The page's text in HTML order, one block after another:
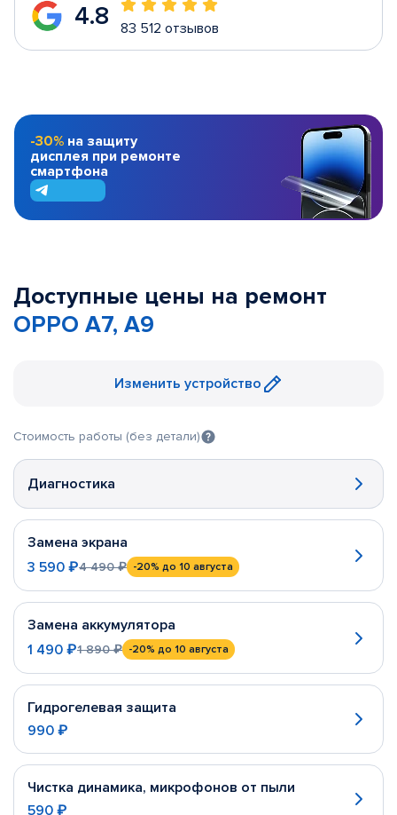
4.8 83 512 отзывов
-30% на защиту
дисплея при ремонте
смартфона
Доступные цены на ремонт
OPPO A7, A9
Изменить устройство
Стоимость работы (без детали)
Диагностика
Замена экрана
3 590 ₽4 490 ₽ -20% до 10 августа
Замена аккумулятора
1 490 ₽1 890 ₽ -20% до 10 августа
Гидрогелевая защита
990 ₽
Чистка динамика, микрофонов от пыли
590 ₽